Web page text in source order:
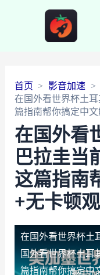
首页
影音加速
在国外看世界杯土
篇指南帮你搞定中
在国外看
巴拉圭当
这篇指南
+无卡顿
在国外看世界杯土
国外看世界杯土耳
篇指南帮你搞定中